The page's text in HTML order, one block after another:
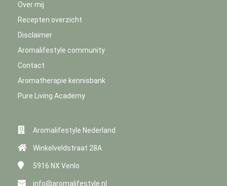
Over mij
Recepten overzicht
Disclaimer
Aromalifestyle community
Contact
Aromatherapie kennisbank
Pure Living Academy
Aromalifestyle Nederland
Winkelveldstraat 28A
5916 NX Venlo
info@aromalifestyle.nl